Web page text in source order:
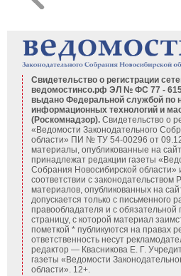
Свидетельство о регистрации
ведомостинсо.рф ЭЛ № ФС 77 -
выдано Федеральной службой по
информационных технологий и
(Роскомнадзор). Свидетельство о
«Ведомости Законодательного
области» ПИ № ТУ 54-00296 от
материалы, опубликованные на
принадлежат редакции газеты
Собрания Новосибирской области»
соответствии с законодательством
материалов, опубликованных на
допускается только с письменного
правообладателя и с обязательной
страницу, с которой материал
пометкой * публикуются на правах
ответственность несут
редактор — Квасникова Е. Г.
газеты «Ведомости
области». 12+.